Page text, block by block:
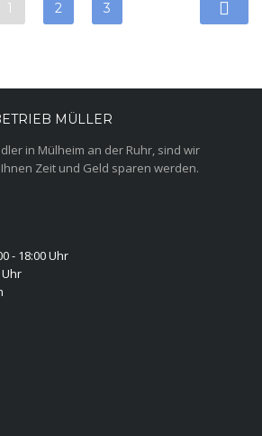
1 2 3
MÜLLER
in Mülheim an der Ruhr, sind wir
Zeit und Geld sparen werden.
- 18:00 Uhr
Uhr